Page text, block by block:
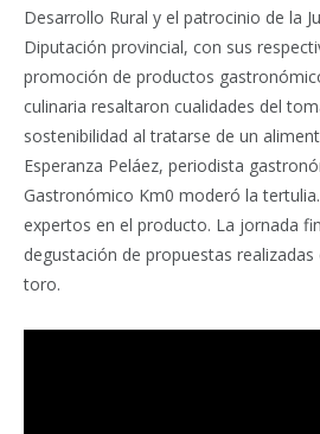
Desarrollo Rural y el patrocinio de la
Diputación provincial, con sus
promoción de productos
culinaria resaltaron cualidades del
sostenibilidad al tratarse de un
Esperanza Peláez, periodista
Gastronómico Km0 moderó la
expertos en el producto. La jornada
degustación de propuestas
toro.